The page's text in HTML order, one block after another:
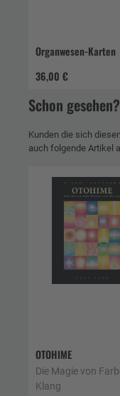
Organwesen-Karten
36,00 €
Schon gesehen?
Kunden die sich
auch folgende Artikel
OTOHIME
Die Magie von
Klang